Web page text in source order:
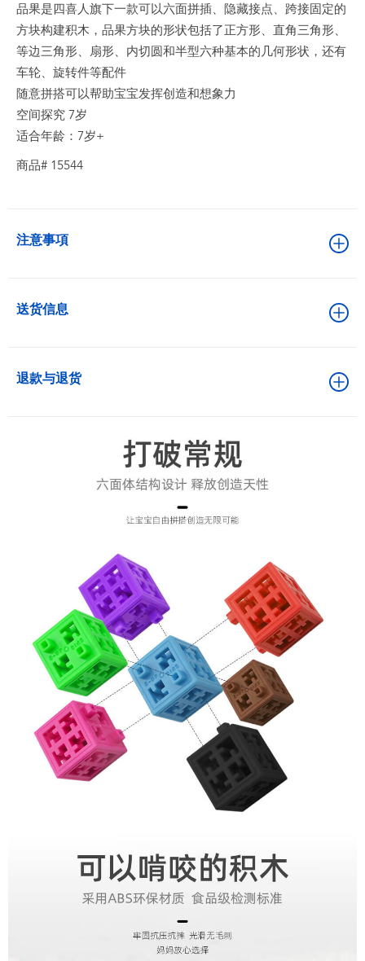
玩具促销
玩具清货
品果是四喜人旗下一款可以六面拼插、隐藏接点、跨接固定的
方块构建积木，品果方块的形状包括了正方形、直角三角形、
等边三角形、扇形、内切圆和半型六种基本的几何形状，还有
车轮、旋转件等配件
随意拼搭可以帮助宝宝发挥创造和想象力
空间探究 7岁
适合年龄：7岁+
商品# 15544
注意事項
送货信息
退款与退货